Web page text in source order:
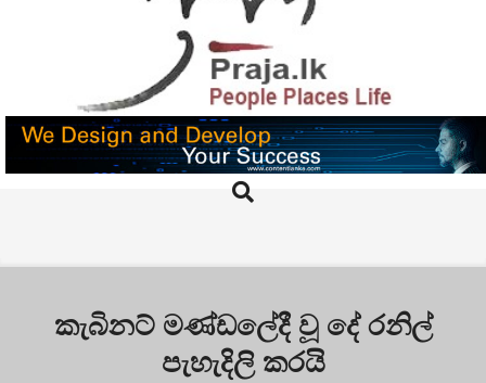
PRAJA.LK
Search
කැබිනට් මණ්ඩලේදී වූ දේ රනිල්
පැහැදිලි කරයි